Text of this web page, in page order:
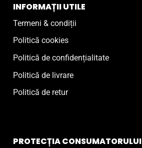
INFORMAȚII UTILE
Termeni & condiții
Politică cookies
Politică de confidențialitate
Politică de livrare
Politică de retur
PROTECȚIA CONSUMATORULUI